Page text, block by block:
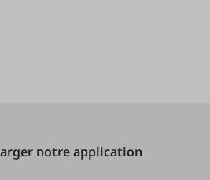
notre application